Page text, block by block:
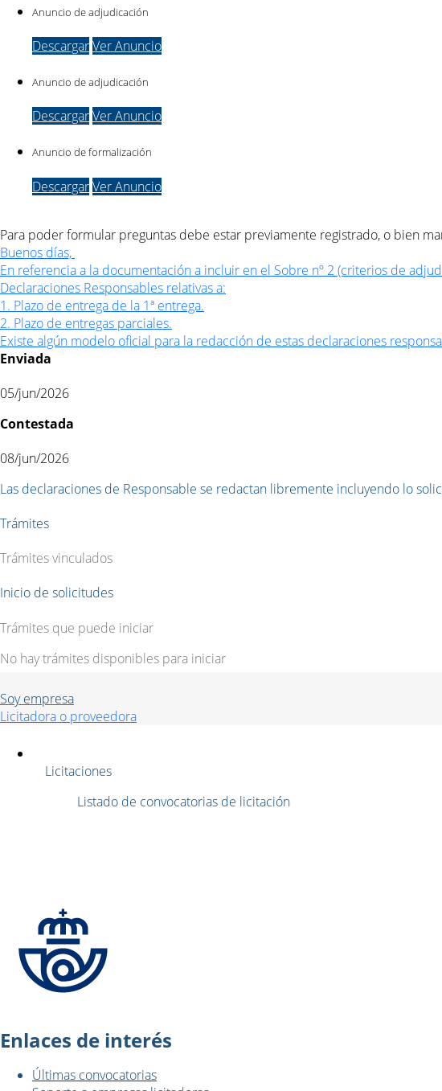
Anuncio de adjudicación
DescargarVer Anuncio
Anuncio de adjudicación
DescargarVer Anuncio
Anuncio de formalización
DescargarVer Anuncio
Para poder formular preguntas debe estar previamente registrado, o bien
Buenos días,
En referencia a la documentación a incluir en el Sobre nº 2 (criterios de
Declaraciones Responsables relativas a:
1. Plazo de entrega de la 1ª entrega.
2. Plazo de entregas parciales.
Existe algún modelo oficial para la redacción de estas declaraciones
Enviada
05/jun/2026
Contestada
08/jun/2026
Las declaraciones de Responsable se redactan libremente incluyendo lo
Trámites
Trámites vinculados
Inicio de solicitudes
Trámites que puede iniciar
No hay trámites disponibles para iniciar
Soy empresa
Licitadora o proveedora
Licitaciones
Listado de convocatorias de licitación
Enlaces de interés
Últimas convocatorias